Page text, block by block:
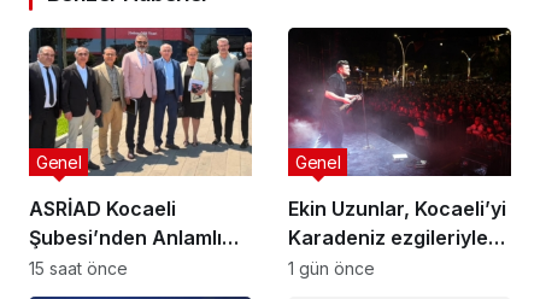
ASRİAD Kocaeli
Şubesi’nden Anlamlı
Sosyal Sorumluluk
Genel
15 saat önce
Ekin Uzunlar, Kocaeli’yi
Karadeniz ezgileriyle
coşturdu
Genel
1 gün önce